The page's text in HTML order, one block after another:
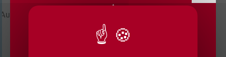
Aucun résultat pour :